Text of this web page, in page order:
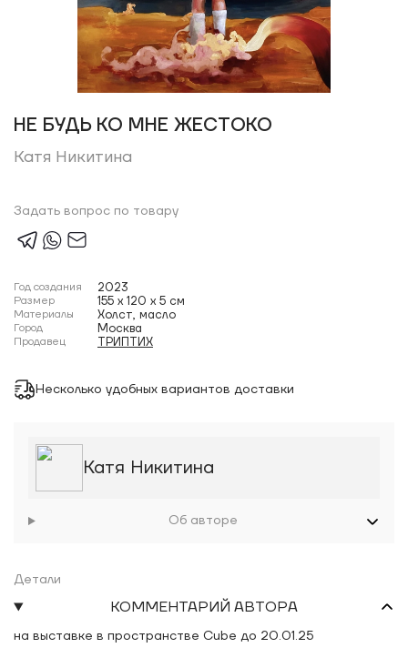
НЕ БУДЬ КО МНЕ ЖЕСТОКО
Катя Никитина
Задать вопрос по товару
Год создания 2023
Размер 155 x 120 x 5 см
Материалы Холст, масло
Город Москва
Продавец ТРИПТИХ
Несколько удобных вариантов доставки
Катя Никитина
Об авторе
Детали
КОММЕНТАРИЙ АВТОРА
на выставке в пространстве Cube до 20.01.25